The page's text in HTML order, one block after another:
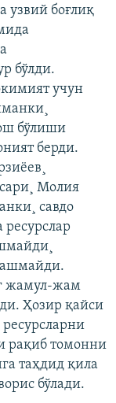
узвий боғлиқ
бўлди.
учун
бўлиши
берди.
Молия
савдо
жамул-жам
Ҳозир қайси
рақиб томонни
таҳдид қила
бўлади.